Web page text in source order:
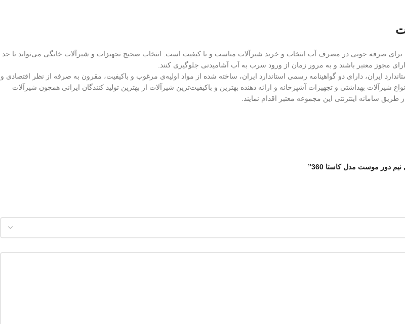
صرفه جویی در مصرف آب انتخاب و خرید شیرآلات مناسب و با کیفیت است. انتخاب صحیح تجهیزات و شیرآلات خانگی می‌تواند تا حد
مجوز معتبر باشند و به مرور زمان از ورود سرب به آب آشامیدنی جلوگیری کنند.
بالاترین کیفیت استاندارد ایران، دارای دو گواهینامه رسمی استاندارد ایران، ساخته شده از مواد اولیه‌ی مرغوب و باکیفیت، مقرون به صرفه از نظر اقتصادی و
بهداشتی و تجهیزات آشپزخانه و ارائه دهنده بهترین و باکیفیت‌ترین شیرآلات از بهترین تولید کنندگان ایرانی همچون شیرآلات
سامانه اینترنتی این مجموعه معتبر اقدام نمایند.
دور موست مدل کاستا 360”